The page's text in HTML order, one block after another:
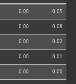
0.00 -0.05
0.00 -0.08
0.00 -0.02
0.00 -0.01
0.00 0.00